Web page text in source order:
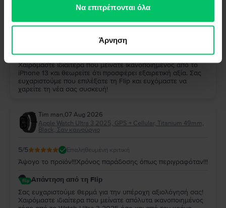
των υπηρεσιών τους.Να επιτρέπονται όλα
Άρνηση
Παρα πολυ καλο και αξιζει
Απάντηση από τη Flip
Σας ευχαριστούμε πολύ για την αξιολόγησή σας!
Χαιρόμαστε ιδιαίτερα που μείνατε ικανοποιημένος από το
iPhone 13 και θεωρείτε ότι προσφέρει εξαιρετική αξία. Σας
ευχαριστούμε που επιλέξατε τη Flip και ευχόμαστε να
χαρείτε τη νέα σας συσκευή!
Tim man,07 Aug 2026
Apple Watch Ultra 3 2025, GPS + Cellular, Titanium 49mm,
Black, Σαν καινούργιο
5/5 Επαληθευμένη κριτική
Άψογο το προϊόν!!!Χρόνος παράδοσης όπως περιγραφόταν!!!
Απάντηση από τη Flip
Σας ευχαριστούμε θερμά για την υπέροχη αξιολόγησή σας!
Χαιρόμαστε ιδιαίτερα που μείνατε απόλυτα ικανοποιημένος